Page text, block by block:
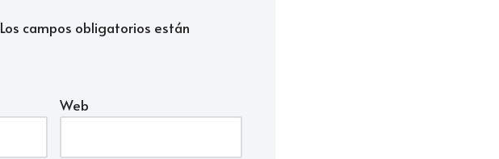
Los campos obligatorios están
Web